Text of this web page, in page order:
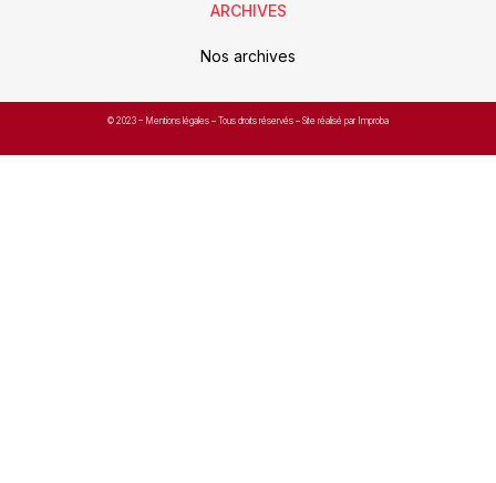
ARCHIVES
Nos archives
© 2023 – Mentions légales – Tous droits réservés – Site réalisé par Improba